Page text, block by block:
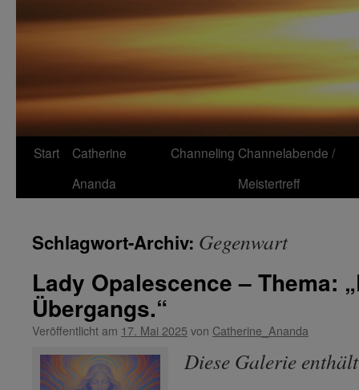
Start
Catherine
Ananda
Channeling Channelabende /
Meistertreff
Schlagwort-Archiv: Gegenwart
Lady Opalescence – Thema:
Übergangs.“
Veröffentlicht am 17. Mai 2025 von Catherine_Ananda
Diese Galerie